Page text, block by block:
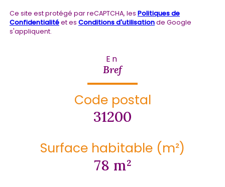
Ce site est protégé par reCAPTCHA, les Politiques de
Confidentialitéet es Conditions d'utilisationde Google
s'appliquent.
En
Bref
Code postal
31200
Surface habitable (m²)
78 m²